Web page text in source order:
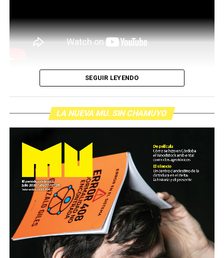
SEGUIR LEYENDO
LA NUEVA MU. SIN CHAMUYO